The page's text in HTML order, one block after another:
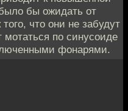
бы ожидать от
что они не забудут
по синусоиде
фонарями.